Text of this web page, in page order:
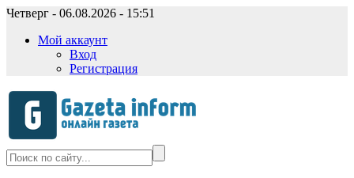
Четверг - 06.08.2026 - 15:51
Мой аккаунт
Вход
Регистрация